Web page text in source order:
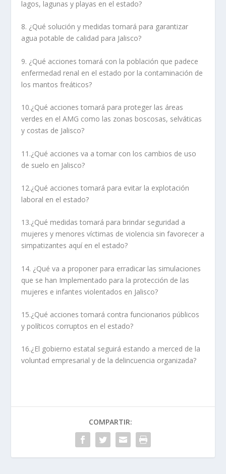
lagos, lagunas y playas en el estado?
8. ¿Qué solución y medidas tomará para garantizar
agua potable de calidad para Jalisco?
9. ¿Qué acciones tomará con la población que padece
enfermedad renal en el estado por la contaminación de
los mantos freáticos?
10.¿Qué acciones tomará para proteger las áreas
verdes en el AMG como las zonas boscosas, selváticas
y costas de Jalisco?
11.¿Qué acciones va a tomar con los cambios de uso
de suelo en Jalisco?
12.¿Qué acciones tomará para evitar la explotación
laboral en el estado?
13.¿Qué medidas tomará para brindar seguridad a
mujeres y menores víctimas de violencia sin favorecer a
simpatizantes aquí en el estado?
14. ¿Qué va a proponer para erradicar las simulaciones
que se han Implementado para la protección de las
mujeres e infantes violentados en Jalisco?
15.¿Qué acciones tomará contra funcionarios públicos
y políticos corruptos en el estado?
16.¿El gobierno estatal seguirá estando a merced de la
voluntad empresarial y de la delincuencia organizada?
COMPARTIR: